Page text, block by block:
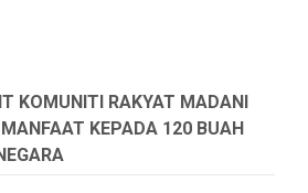
KOMUNITI RAKYAT MADANI
KEPADA 120 BUAH